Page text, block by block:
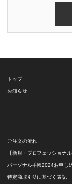
トップ
お知らせ
ご注文の流れ
【新規・プロフェッショナ
パーソナル手帳2024お申し
特定商取引法に基づく表記